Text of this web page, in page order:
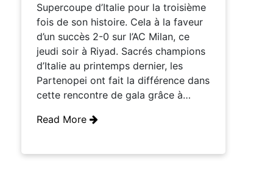
Supercoupe d’Italie pour la troisième
fois de son histoire. Cela à la faveur
d’un succès 2-0 sur l’AC Milan, ce
jeudi soir à Riyad. Sacrés champions
d’Italie au printemps dernier, les
Partenopei ont fait la différence dans
cette rencontre de gala grâce à…
Read More